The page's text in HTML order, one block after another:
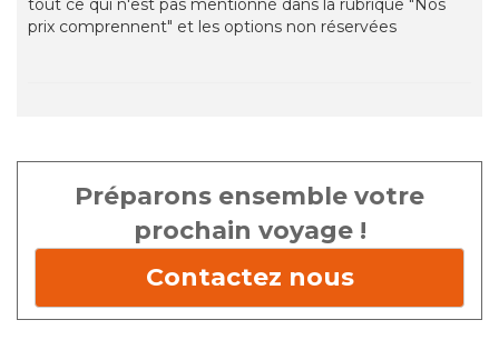
tout ce qui n'est pas mentionné dans la rubrique "Nos
prix comprennent" et les options non réservées
Préparons ensemble votre
prochain voyage !
Contactez nous